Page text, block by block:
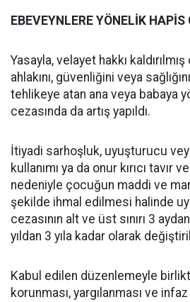
EBEVEYNLERE YÖNELİK
Yasayla, velayet hakkı
ahlakını, güvenliğini veya
tehlikeye atan ana veya babaya
cezasında da artış yapıldı.
İtiyadi sarhoşluk, uyuşturucu
kullanımı ya da onur kırıcı tavır
nedeniyle çocuğun maddi ve
şekilde ihmal edilmesi halinde
cezasının alt ve üst sınırı 3
yıldan 3 yıla kadar olarak
Kabul edilen düzenlemeyle
korunması, yargılanması ve